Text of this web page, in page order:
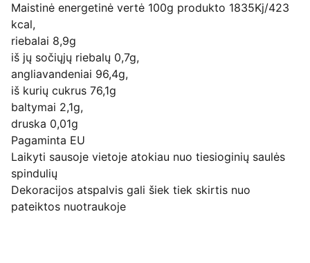
Maistinė energetinė vertė 100g produkto 1835Kj/423
kcal,
riebalai 8,9g
iš jų sočiųjų riebalų 0,7g,
angliavandeniai 96,4g,
iš kurių cukrus 76,1g
baltymai 2,1g,
druska 0,01g
Pagaminta EU
Laikyti sausoje vietoje atokiau nuo tiesioginių saulės
spindulių
Dekoracijos atspalvis gali šiek tiek skirtis nuo
pateiktos nuotraukoje